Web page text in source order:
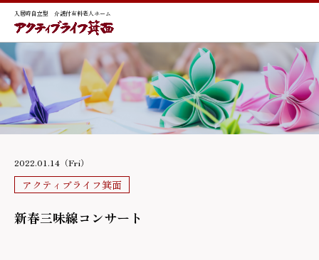
入居時自立型 介護付有料老人ホーム
2022.01.14（Fri）
アクティブライフ箕面
新春三味線コンサート